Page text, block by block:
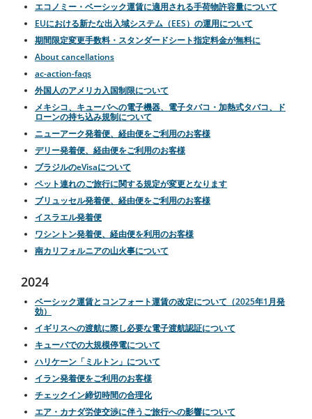
エコノミー・ベーシック運賃に適用される手荷物許容量について
EUにおける新たな出入域システム（EES）の運用について
期間限定変更手数料・スタンダードシート指定料金が無料に
About cancellations
ac-action-faqs
外国人のアメリカ入国制限について
メキシコ、キューバへの電子機器、電子タバコ・加熱式タバコ、ド
ローンの持ち込み規制について
ニューアーク発着便、経由便をご利用のお客様
デリー発着便、経由便をご利用のお客様
ブラジルのeVisaについて
ペット連れのご旅行に関する規定が変更となります
ブリュッセル発着便、経由便をご利用のお客様
イスラエル発着便
ワシントン発着便、経由便を利用のお客様
南カリフォルニアの山火事について
2024
ベーシック運賃とコンフォート運賃の改定について（2025年1月発
効）
イギリスへの渡航に際し必要な電子渡航認証について
キューバでの大規模停電について
ハリケーン「ミルトン」について
イラン発着便をご利用のお客様
チェックイン締切時間の合理化
エア・カナダ労使交渉に伴うご旅行への影響について